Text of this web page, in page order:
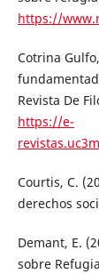
https://
Cotrina
Revista De
https://e-
Courtis, C.
derechos
Demant, E.
sobre